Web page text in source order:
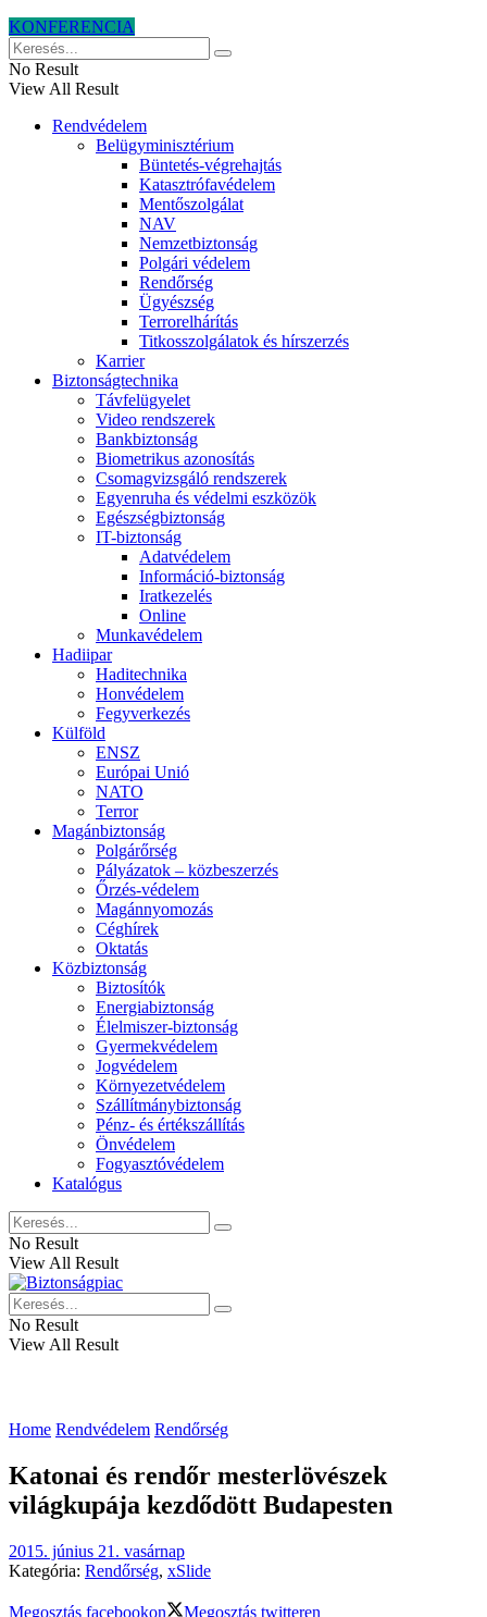
KONFERENCIA
No Result
View All Result
Rendvédelem
Belügyminisztérium
Büntetés-végrehajtás
Katasztrófavédelem
Mentőszolgálat
NAV
Nemzetbiztonság
Polgári védelem
Rendőrség
Ügyészség
Terrorelhárítás
Titkosszolgálatok és hírszerzés
Karrier
Biztonságtechnika
Távfelügyelet
Video rendszerek
Bankbiztonság
Biometrikus azonosítás
Csomagvizsgáló rendszerek
Egyenruha és védelmi eszközök
Egészségbiztonság
IT-biztonság
Adatvédelem
Információ-biztonság
Iratkezelés
Online
Munkavédelem
Hadiipar
Haditechnika
Honvédelem
Fegyverkezés
Külföld
ENSZ
Európai Unió
NATO
Terror
Magánbiztonság
Polgárőrség
Pályázatok – közbeszerzés
Őrzés-védelem
Magánnyomozás
Céghírek
Oktatás
Közbiztonság
Biztosítók
Energiabiztonság
Élelmiszer-biztonság
Gyermekvédelem
Jogvédelem
Környezetvédelem
Szállítmánybiztonság
Pénz- és értékszállítás
Önvédelem
Fogyasztóvédelem
Katalógus
No Result
View All Result
No Result
View All Result
Home Rendvédelem Rendőrség
Katonai és rendőr mesterlövészek
világkupája kezdődött Budapesten
2015. június 21. vasárnap
Kategória: Rendőrség, xSlide
Megosztás facebookon Megosztás twitteren